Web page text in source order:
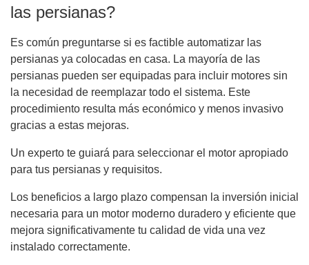
las persianas?
Es común preguntarse si es factible automatizar las
persianas ya colocadas en casa. La mayoría de las
persianas pueden ser equipadas para incluir motores sin
la necesidad de reemplazar todo el sistema. Este
procedimiento resulta más económico y menos invasivo
gracias a estas mejoras.
Un experto te guiará para seleccionar el motor apropiado
para tus persianas y requisitos.
Los beneficios a largo plazo compensan la inversión inicial
necesaria para un motor moderno duradero y eficiente que
mejora significativamente tu calidad de vida una vez
instalado correctamente.